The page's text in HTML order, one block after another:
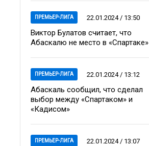
ПРЕМЬЕР-ЛИГА 22.01.2024 / 13:50
Виктор Булатов считает, что
Абаскалю не место в «Спартаке»
ПРЕМЬЕР-ЛИГА 22.01.2024 / 13:12
Абаскаль сообщил, что сделал
выбор между «Спартаком» и
«Кадисом»
ПРЕМЬЕР-ЛИГА 22.01.2024 / 13:07